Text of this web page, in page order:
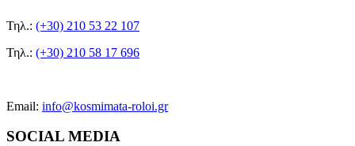
Τηλ.: (+30) 210 53 22 107
Τηλ.: (+30) 210 58 17 696
Email: info@kosmimata-roloi.gr
SOCIAL MEDIA